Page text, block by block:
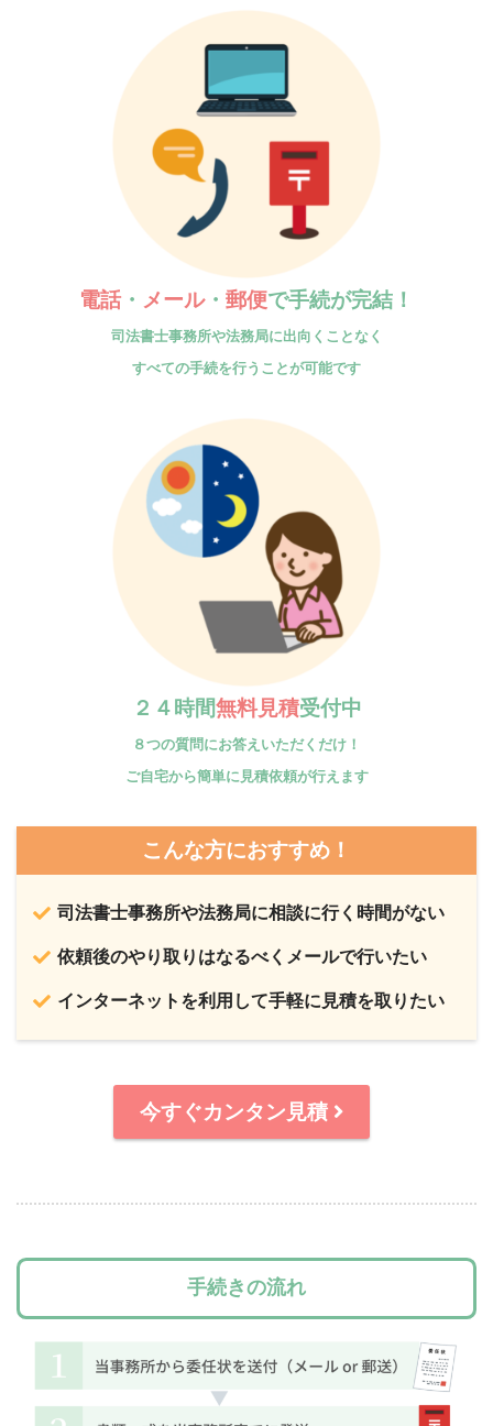
電話 ・ メール・ 郵便で手続が完結！
司法書士事務所や法務局に出向くことなく
すべての手続を行うことが可能です
２４時間無料見積受付中
８つの質問にお答えいただくだけ！
ご自宅から簡単に見積依頼が行えます
こんな方におすすめ！
司法書士事務所や法務局に相談に行く時間がない
依頼後のやり取りはなるべくメールで行いたい
インターネットを利用して手軽に見積を取りたい
今すぐカンタン見積
手続きの流れ